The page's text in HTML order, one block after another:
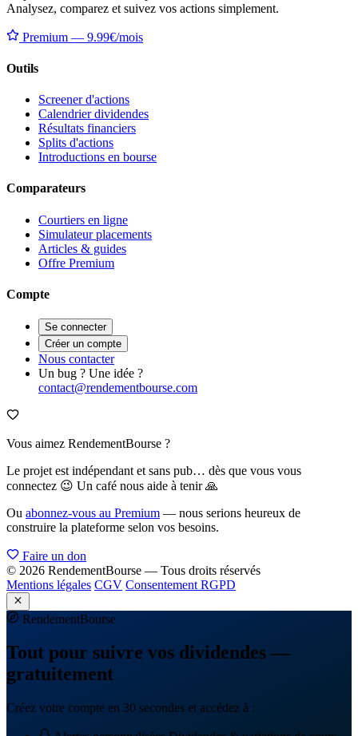
Analysez, comparez et suivez vos actions simplement.
Premium — 9.99€/mois
Outils
Screener d'actions
Calendrier dividendes
Résultats financiers
Splits d'actions
Introductions en bourse
Comparateurs
Courtiers en ligne
Simulateur placements
Articles & guides
Offre Premium
Compte
Se connecter
Créer un compte
Nous contacter
Un bug ? Une idée ?
contact@rendementbourse.com
Vous aimez RendementBourse ?
Le projet est indépendant et sans pub… dès que vous vous
connectez 😉 Un café nous aide à tenir 🙏
Ou abonnez-vous au Premium — nous serions heureux de
construire la plateforme selon vos besoins.
Faire un don
© 2026 RendementBourse — Tous droits réservés
Mentions légales CGV Consentement RGPD
RendementBourse
Tout pour suivre vos dividendes —
gratuitement
Créez votre compte en 30 secondes et accédez à :